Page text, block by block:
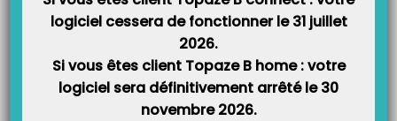
Catégories
logiciel cessera de fonctionner le 31 juillet
2026.
Si vous êtes client Topaze B home : votre
logiciel sera définitivement arrêté le 30
novembre 2026.